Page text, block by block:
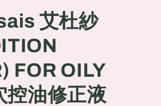
艾杜紗
FOR OILY
控油修正液